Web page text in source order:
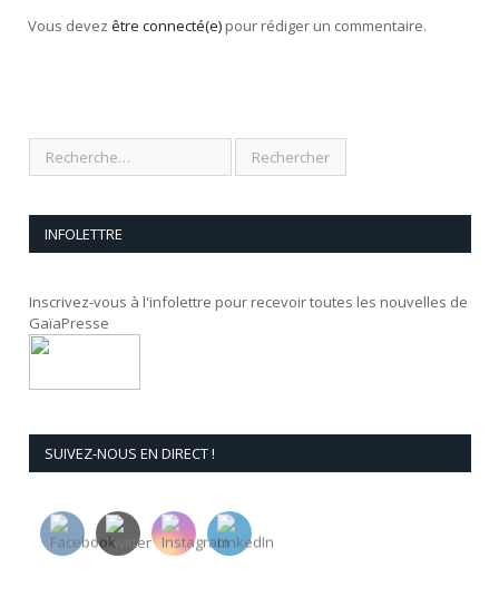
Vous devez être connecté(e) pour rédiger un commentaire.
INFOLETTRE
Inscrivez-vous à l'infolettre pour recevoir toutes les nouvelles de
GaïaPresse
SUIVEZ-NOUS EN DIRECT !